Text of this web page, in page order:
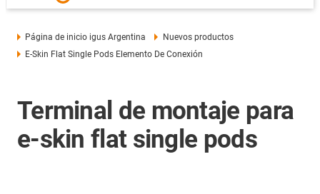
Página de inicio igus Argentina
Nuevos productos
E-Skin Flat Single Pods Elemento De Conexión
Terminal de montaje para
e-skin flat single pods